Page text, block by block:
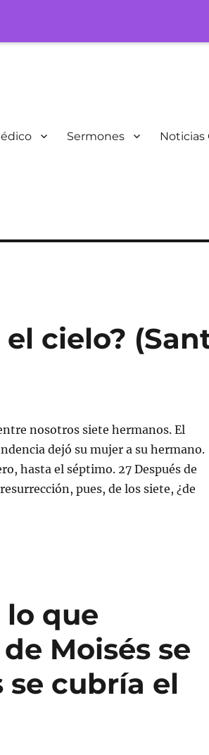
Sermones Noticias
cielo?
nosotros siete hermanos. El
dejó su mujer a su hermano.
hasta el séptimo. 27 Después de
pues, de los siete, ¿de
el matrimonio en el cielo?
lo que
Moisés se
se cubría el